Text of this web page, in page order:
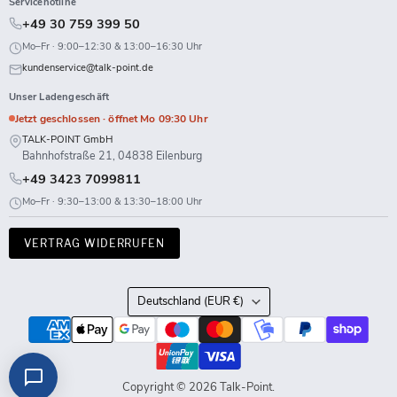
+49 30 759 399 50
Mo–Fr · 9:00–12:30 & 13:00–16:30 Uhr
kundenservice@talk-point.de
Unser Ladengeschäft
Jetzt geschlossen · öffnet Mo 09:30 Uhr
TALK-POINT GmbH
Bahnhofstraße 21, 04838 Eilenburg
+49 3423 7099811
Mo–Fr · 9:30–13:00 & 13:30–18:00 Uhr
VERTRAG WIDERRUFEN
Land
Deutschland (EUR €)
Copyright © 2026 Talk-Point.